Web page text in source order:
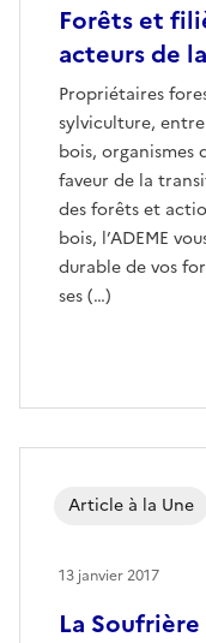
Forêts et
acteurs de
Propriétaires
sylviculture,
bois, organismes
faveur de la
des forêts et
bois, l’ADEME
durable de vos
ses (…)
La Soufrière
Article à la Une
13 janvier 2017